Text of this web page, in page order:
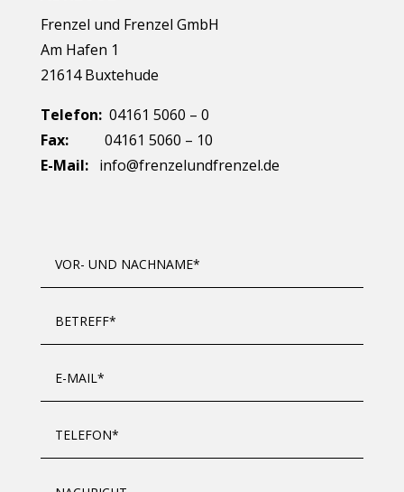
Frenzel und Frenzel GmbH
Am Hafen 1
21614 Buxtehude
Telefon:04161 5060 – 0
Fax:
04161 5060 – 10
E-Mail:
info@frenzelundfrenzel.de